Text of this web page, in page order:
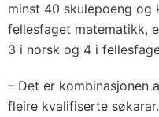
minst 40 skulepoeng og
fellesfaget matematikk,
3 i norsk og 4 i
– Det er kombinasjonen
fleire kvalifiserte